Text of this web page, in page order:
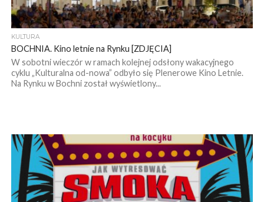
KULTURA
BOCHNIA. Kino letnie na Rynku [ZDJĘCIA]
W sobotni wieczór w ramach kolejnej odsłony wakacyjnego
cyklu „Kulturalna od-nowa” odbyło się Plenerowe Kino Letnie.
Na Rynku w Bochni został wyświetlony...